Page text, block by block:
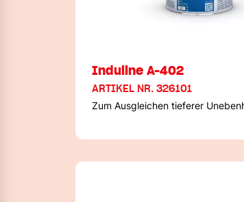
Induline A-402
ARTIKEL NR. 326101
Zum Ausgleichen tieferer